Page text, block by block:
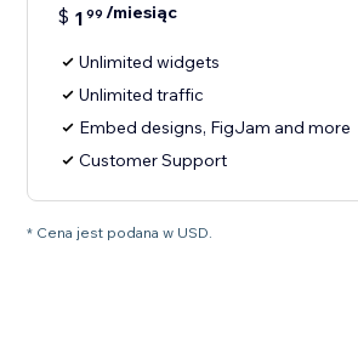
$ 1 99 /miesiąc
Unlimited widgets
Unlimited traffic
Embed designs, FigJam and more
Customer Support
* Cena jest podana w USD.